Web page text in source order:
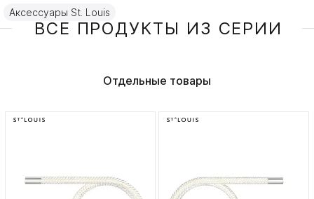
Аксессуары St. Louis
ВСЕ ПРОДУКТЫ ИЗ СЕРИИ
Отдельные товары